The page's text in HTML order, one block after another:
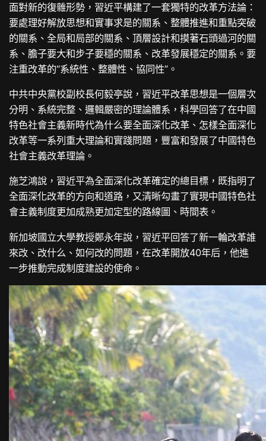
面對新的復雜形勢，習近平構建了一套獨特的改革方法論：
要處理好解放思想和實事求是的關系、整體推進和重點突破
的關系、全局和局部的關系、頂層設計和摸著石頭過河的關
系、膽子要大和步子要穩的關系、改革發展穩定的關系。要
注重改革的“系統性、整體性、協同性”。
中共中央黨校副校長何毅亭說，習近平改革思想是一個層次
分明、系統完整、邏輯嚴密的理論體系，科學回答了在中國
特色社會主義新時代為什么要全面深化改革、怎樣全面深化
改革等一系列重大理論和實踐問題，豐富和發展了中國特色
社會主義改革理論。
施芝鴻說，習近平為全面深化改革確定的總目標，既指明了
全面深化改革的方向和道路，又清晰勾畫了實現中國特色社
會主義制度更加成熟更加定型的路線圖、時間表。
新加坡國立大學教授鄭永年說，習近平回答了新一輪改革誰
來改、改什么、如何改的問題，在改革開放40年后，他進
一步推動完成制度建設的使命。